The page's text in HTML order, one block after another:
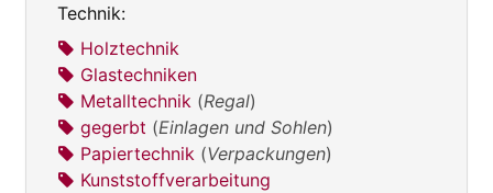
Technik:
Holztechnik
Glastechniken
Metalltechnik (Regal)
gegerbt (Einlagen und Sohlen)
Papiertechnik (Verpackungen)
Kunststoffverarbeitung